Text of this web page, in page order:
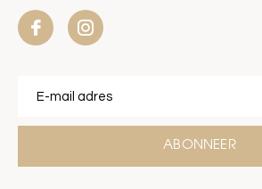
ABONNEER